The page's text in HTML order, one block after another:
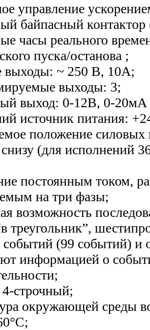
управление
байпасный
часы реального
пуска/останова ;
выходы: ~ 250 В, 10А;
выходы: 3;
выход: 0-12В, 0-20мА
источник питания:
положение
(для исполнений
постоянным током,
на три фазы;
возможность
треугольник”,
(99 событий) и
информацией о
строчный;
окружающей среды